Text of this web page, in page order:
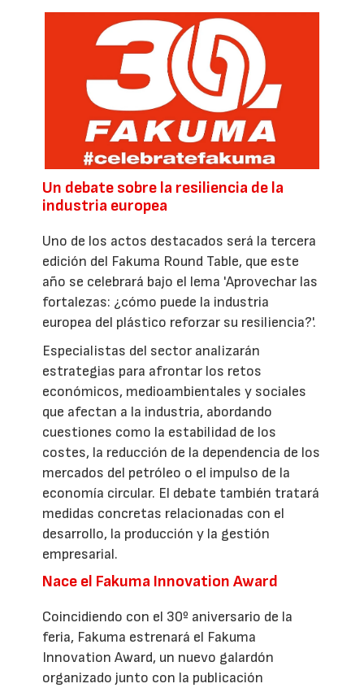
Un debate sobre la resiliencia de la
industria europea
Uno de los actos destacados será la tercera
edición del Fakuma Round Table, que este
año se celebrará bajo el lema 'Aprovechar las
fortalezas: ¿cómo puede la industria
europea del plástico reforzar su resiliencia?'.
Especialistas del sector analizarán
estrategias para afrontar los retos
económicos, medioambientales y sociales
que afectan a la industria, abordando
cuestiones como la estabilidad de los
costes, la reducción de la dependencia de los
mercados del petróleo o el impulso de la
economía circular. El debate también tratará
medidas concretas relacionadas con el
desarrollo, la producción y la gestión
empresarial.
Nace el Fakuma Innovation Award
Coincidiendo con el 30º aniversario de la
feria, Fakuma estrenará el Fakuma
Innovation Award, un nuevo galardón
organizado junto con la publicación